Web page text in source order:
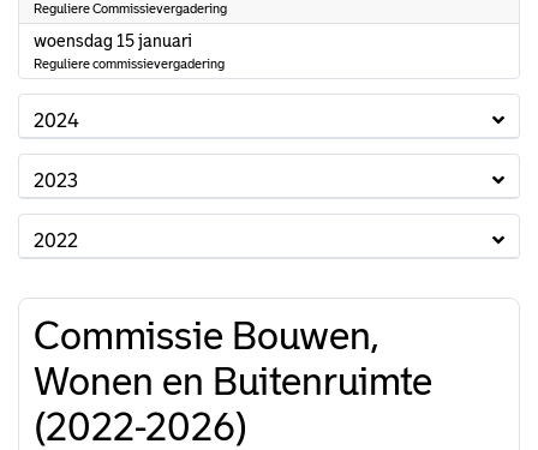
Reguliere Commissievergadering
woensdag 15 januari
Reguliere commissievergadering
2024
2023
2022
Commissie Bouwen,
Wonen en Buitenruimte
(2022-2026)